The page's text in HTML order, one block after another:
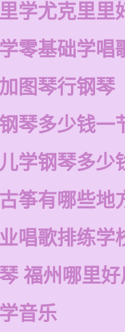
学尤克里里
零基础学唱
图琴行钢琴
琴多少钱一
学钢琴多少
筝有哪些地
唱歌排练学
福州哪里
音乐